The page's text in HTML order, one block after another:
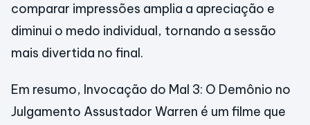
comparar impressões amplia a apreciação e
diminui o medo individual, tornando a sessão
mais divertida no final.
Em resumo, Invocação do Mal 3: O Demônio no
Julgamento Assustador Warren é um filme que